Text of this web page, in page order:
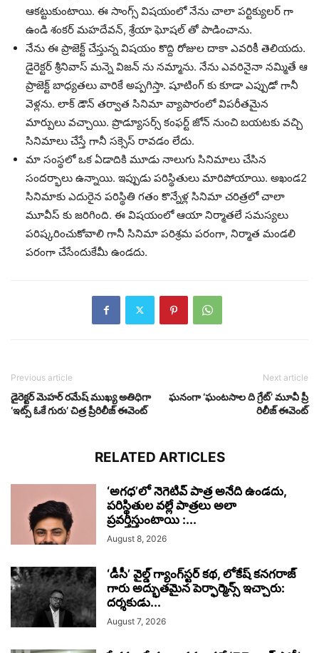
ఆకట్టుకుంటాయి. ఈ సాంగ్స్ విషయంలో నేను చాలా పర్టిక్యులర్ గా
ఉండి శంకర్ మహదేవన్, శ్రేయా ఘోషల్ తో పాడించాను.
నేను ఈ ప్రాజెక్ట్ చేస్తున్న విషయం కొద్ది రోజుల దాకా ఎవరికీ తెలియదు.
డైరెక్టర్ శ్రీనివాస్ మన్నె విజన్ ను నమ్మాను. నేను ఎవరినైనా నమ్మితే ఆ
ప్రాజెక్ట్ బాధ్యతలు వారికే అప్పగిస్తా. షూటింగ్ కు కూడా ఎప్పుడో గానీ
వెళ్లను. లాక్ డౌన్ తర్వాత సినిమా వ్యాపారంలో విపరీతమైన
మార్పులు వచ్చాయి. ప్రొడ్యూసర్స్ కంఫర్ట్ జోన్ నుంచి బయటకు వచ్చి
సినిమాలు చేస్తే గానీ సక్సెస్ రావడం లేదు.
మా సంస్థలో ఒక ఏడాదికి మూడు నాలుగు సినిమాలు చేసిన
సందర్భాలు ఉన్నాయి. ఇప్పుడు పరిస్థితులు మారిపోయాయి. అఖండ2
సినిమాకు ఎదురైన పరిస్థితి గతం కొన్నేళ్ల సినిమా చరిత్రలో చాలా
మూవీస్ కు జరిగింది. ఈ విషయంలో ఆయా నిర్మాతలే సమస్యలు
పరిష్కరించుకోవాలి గానీ సినిమా పరిశ్రమ పరంగా, నిర్మాత మండలి
పరంగా చేసేందుకేమీ ఉండదు.
Previous article
డైరెక్టర్ మెహర్ రమేష్ ముఖ్య అతిధిగా
‘ఇట్స్‌ ఓకే గురు’ చిత్ర ప్రీరిలీజ్ ఈవెంట్
Next article
ఘనంగా ‘ఘంటసాల ది గ్రేట్’ మూవీ ప్రీ
రిలీజ్ ఈవెంట్
RELATED ARTICLES
‘అగధ’లో నెగెటివ్ పాత్ర అనేది ఉండదు,
పరిస్థితుల వల్లే పాత్రలు అలా
ప్రవర్తిస్తుంటాయి :...
August 8, 2026
‘డీసీ’ వైల్డ్ గ్యాంగ్‌స్టర్ కథ, లోకేష్ కనగరాజ్
గారు అద్భుతమైన పెర్ఫార్మెన్స్ ఇచ్చారు:
దర్శకుడు...
August 7, 2026